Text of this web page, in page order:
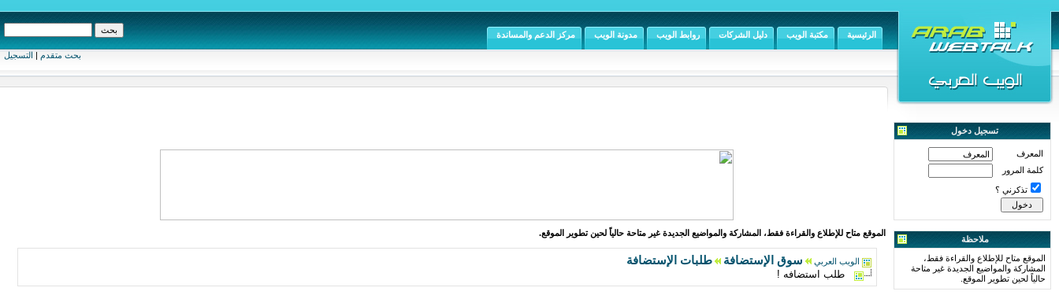
بحث متقدم | التسجيل
الرئيسية مكتبة الويب دليل الشركات روابط الويب مدونة الويب مركز الدعم والمساندة
تسجيل دخول
المعرف
كلمة المرور
تذكرني ؟
ملاحظة
الموقع متاح للإطلاع والقراءة فقط،
المشاركة والمواضيع الجديدة غير متاحة
حالياً لحين تطوير الموقع.
الموقع متاح للإطلاع والقراءة فقط، المشاركة والمواضيع الجديدة غير متاحة حالياً لحين تطوير الموقع.
الويب العربي سوق الإستضافة طلبات الإستضافة
طلب استضافه !